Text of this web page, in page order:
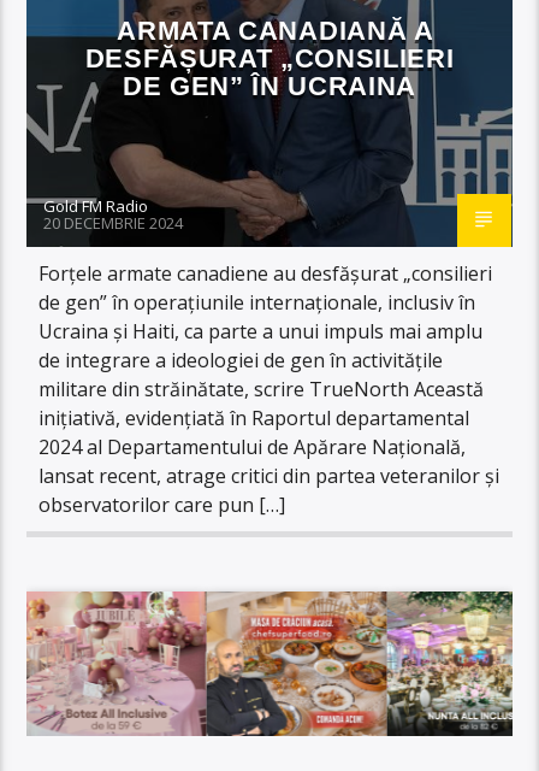
ARMATA CANADIANĂ A
DESFĂȘURAT „CONSILIERI
DE GEN” ÎN UCRAINA
Gold FM Radio
20 DECEMBRIE 2024
Forțele armate canadiene au desfășurat „consilieri
de gen” în operațiunile internaționale, inclusiv în
Ucraina și Haiti, ca parte a unui impuls mai amplu
de integrare a ideologiei de gen în activitățile
militare din străinătate, scrire TrueNorth Această
inițiativă, evidențiată în Raportul departamental
2024 al Departamentului de Apărare Națională,
lansat recent, atrage critici din partea veteranilor și
observatorilor care pun […]